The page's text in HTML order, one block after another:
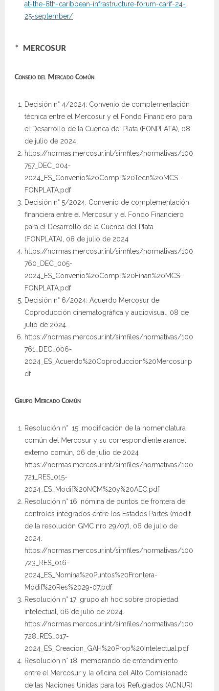
at-the-8th-caribbean-infrastructure-forum-carif-24-
25-september/
* MERCOSUR
Consejo del Mercado Común
Decisión n° 4/2024: Convenio de complementación
técnica entre el Mercosur y el Fondo Financiero para
el Desarrollo de la Cuenca del Plata (FONPLATA), 08
de julio de 2024
https://normas.mercosur.int/simfiles/normativas/100
757_DEC_004-
2024_ES_Convenio%20Compl%20Tecn%20MCS-
FONPLATA.pdf
Decisión n° 5/2024: Convenio de complementación
financiera entre el Mercosur y el Fondo Financiero
para el Desarrollo de la Cuenca del Plata
(FONPLATA), 08 de julio de 2024
https://normas.mercosur.int/simfiles/normativas/100
760_DEC_005-
2024_ES_Convenio%20Compl%20Finan%20MCS-
FONPLATA.pdf
Decisión n° 6/2024: Acuerdo Mercosur de
Coproducción cinematográfica y audiovisual, 08 de
julio de 2024.
https://normas.mercosur.int/simfiles/normativas/100
761_DEC_006-
2024_ES_Acuerdo%20Coproduccion%20Mercosur.p
df
Grupo Mercado Común
Resolución n° 15: modificación de la nomenclatura
común del Mercosur y su correspondiente arancel
externo común, 06 de julio de 2024
https://normas.mercosur.int/simfiles/normativas/100
721_RES_015-
2024_ES_Modif%20NCM%20y%20AEC.pdf
Resolución n° 16: nómina de puntos de frontera de
controles integrados entre los Estados Partes (modif.
de la resolución GMC nro 29/07), 06 de julio de
2024.
https://normas.mercosur.int/simfiles/normativas/100
723_RES_016-
2024_ES_Nomina%20Puntos%20Frontera-
Modif%20Res%2029-07.pdf
Resolución n° 17: grupo ah hoc sobre propiedad
intelectual, 06 de julio de 2024.
https://normas.mercosur.int/simfiles/normativas/100
728_RES_017-
2024_ES_Creacion_GAH%20Prop%20Intelectual.pdf
Resolución n° 18: memorando de entendimiento
entre el Mercosur y la oficina del Alto Comisionado
de las Naciones Unidas para los Refugiados (ACNUR)